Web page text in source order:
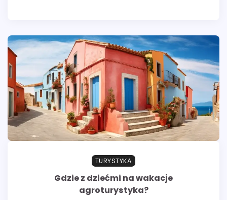
TURYSTYKA
Gdzie z dziećmi na wakacje
agroturystyka?